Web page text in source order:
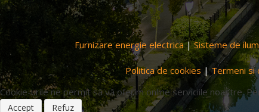
Furnizare energie electrica|Sisteme de
Politica de cookies |Termeni si
Cookie-urile ne permit să vă oferim online serviciile noastre.
Accept Refuz